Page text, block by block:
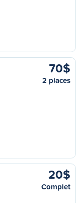
70$
2 places
20$
Complet